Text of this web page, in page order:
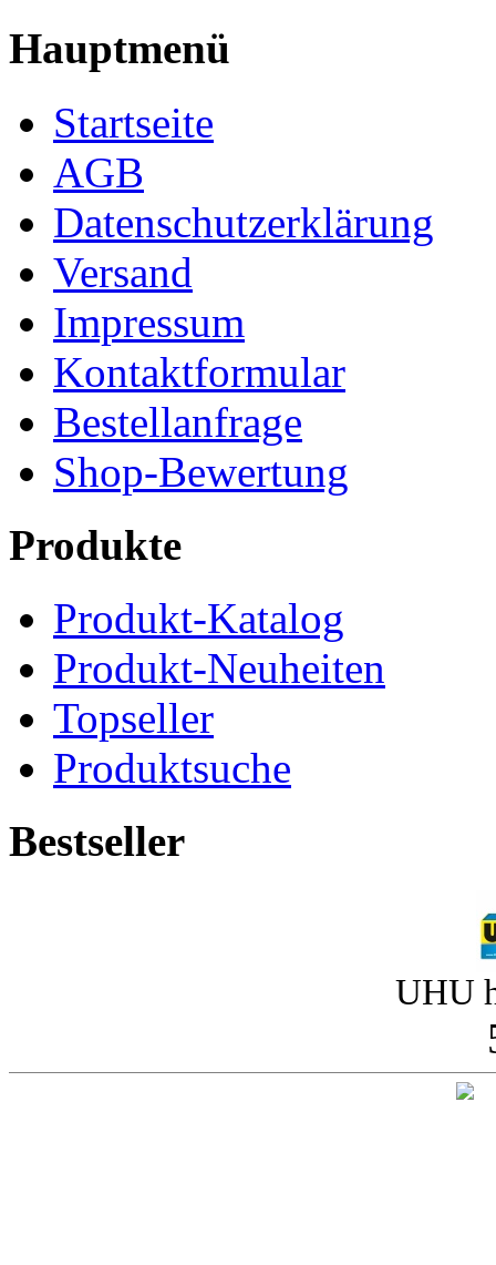
Hauptmenü
Startseite
AGB
Datenschutzerklärung
Versand
Impressum
Kontaktformular
Bestellanfrage
Shop-Bewertung
Produkte
Produkt-Katalog
Produkt-Neuheiten
Topseller
Produktsuche
Bestseller
UHU